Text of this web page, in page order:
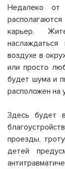
Недалеко от
карьер.
воздухе в
или просто
будет шума и
расположен на
Здесь будет
проезды,
детей